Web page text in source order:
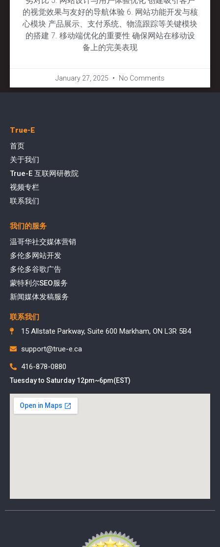
的视觉效果与友好的导航体验 6. 网站功能开发与核
心模块 产品展示、支付系统、物流跟踪等关键模块
的搭建 7. 移动端优化的重要性 确保网站在移动设
备上的完美表现
January 27, 2025 No Comments
True-E
首页
关于我们
True-E 互联网研教院
视频专栏
联系我们
我们的服务
温哥华社交媒体营销
多伦多网站开发
多伦多谷歌广告
蒙特利尔SEO服务
新闻媒体发稿服务
联系我们
15 Allstate Parkway, Suite 600 Markham, ON L3R 5B4
support@true-e.ca
416-878-0880
Tuesday to Saturday 12pm~6pm(EST)